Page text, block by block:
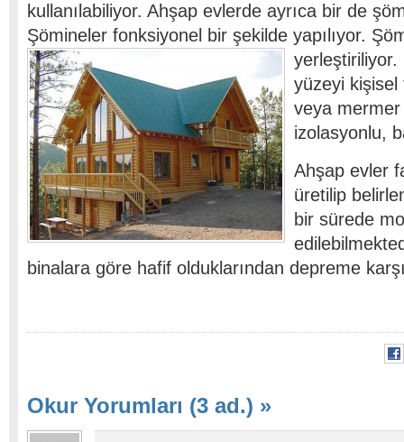
kullanılabiliyor. Ahşap evlerde ayrıca bir de
Şömineler fonksiyonel bir şekilde yapılıyor.
yerleştiriliyor.
yüzeyi
veya
izolasyonlu,
Ahşap evler
üretilip
bir sürede
binalara göre hafif olduklarından depreme
Okur Yorumları (3 ad.) »